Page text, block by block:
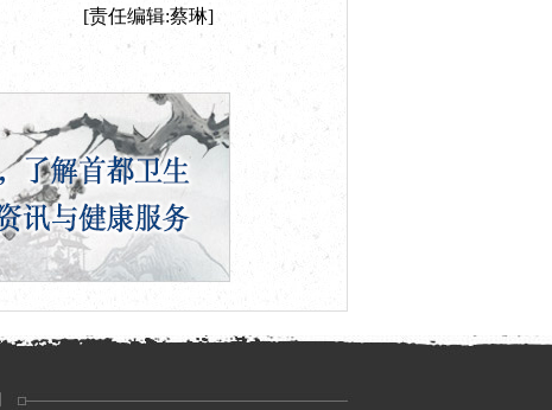
[责任编辑:蔡琳]